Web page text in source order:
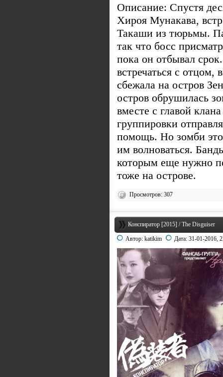
Описание: Спустя
Хироя Мунакава,
Такаши из тюрьмы.
так что босс
пока он отбывал
встречаться с отцом,
сбежала на остров
остров обрушилась
вместе с главой
группировки
помощь. Но зомби
им волноваться.
которым еще нужно
тоже на острове.
Просмотров: 307
Конспиратор [2015] / The Disguiser
Автор: katikim Дата: 31-01-2016,